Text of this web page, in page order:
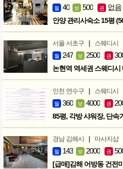
월 40 보 500 권 없음
안양 관리사숙소 15평
서울 서초구 | 스웨디시
월 247 보 2500 권
논현역 역세권 스웨디시
인천 연수구 | 스웨디시
월 360 보 4000 권
경남 김해시 | 마사지샵
월 143 보 2000 권
[급매]김해 어방동 건전